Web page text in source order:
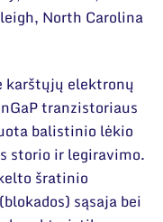
North Carolina
elektronų
tranzistoriaus
balistinio lėkio
storio ir legiravimo.
šratinio
sąsaja bei